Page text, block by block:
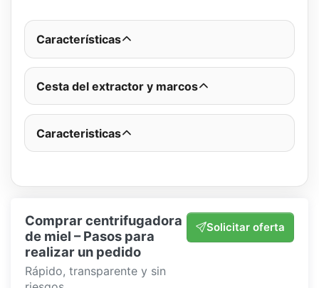
Características
Cesta del extractor y marcos
Caracteristicas
Comprar centrifugadora
de miel – Pasos para
realizar un pedido
Rápido, transparente y sin
Solicitar oferta